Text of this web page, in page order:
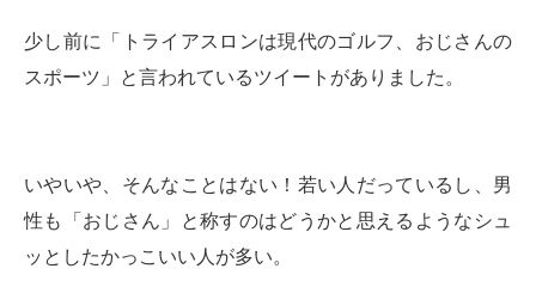
少し前に「トライアスロンは現代のゴルフ、おじさんの
スポーツ」と言われているツイートがありました。
いやいや、そんなことはない！若い人だっているし、男
性も「おじさん」と称すのはどうかと思えるようなシュ
ッとしたかっこいい人が多い。